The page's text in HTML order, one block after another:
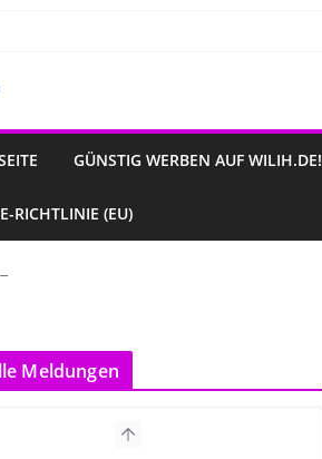
GÜNSTIG WERBEN AUF WILIH.DE!
RICHTLINIE (EU)
Meldungen